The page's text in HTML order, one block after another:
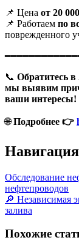
📌 Цена от 20
📌 Работаем по
поврежденного
📞 Обратитесь
мы выявим
ваши интересы!
🌐Подробнее 👉
Обследование
нефтепроводов
🔎 Независимая
залива
Похожие